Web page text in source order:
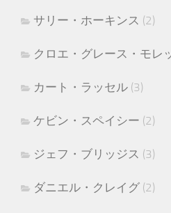
サリー・ホーキンス (2)
クロエ・グレース・モレ
カート・ラッセル (3)
ケビン・スペイシー (2)
ジェフ・ブリッジス (3)
ダニエル・クレイグ (2)